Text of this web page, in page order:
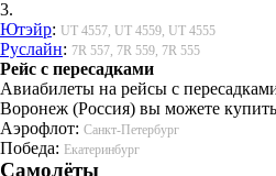
3.
Ютэйр: UT 4557, UT 4559, UT 4555
Руслайн: 7R 557, 7R 559, 7R 555
Рейс с пересадками
Авиабилеты на рейсы с
Воронеж (Россия) вы можете
Аэрофлот: Санкт-Петербург
Победа: Екатеринбург
Самолёты